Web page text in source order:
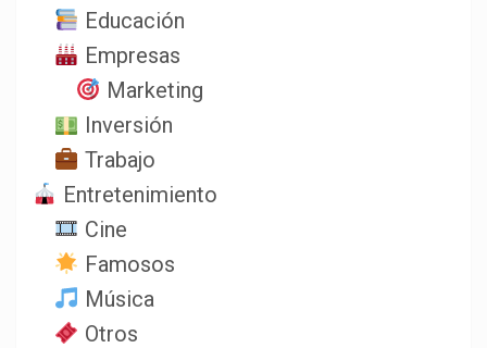
Educación
Empresas
Marketing
Inversión
Trabajo
Entretenimiento
Cine
Famosos
Música
Otros